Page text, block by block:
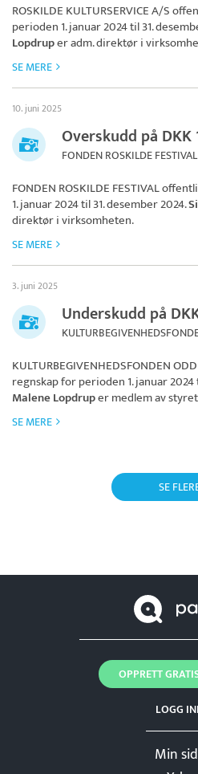
ROSKILDE KULTURSERVICE A/S
perioden 1. januar 2024 til 31.
Lopdruper adm. direktør i
SE MERE
10. juni 2025
Overskudd på DKK
FONDEN ROSKILDE FESTIVAL
FONDEN ROSKILDE FESTIVAL
1. januar 2024 til 31. desember 2024.
direktør i virksomheten.
SE MERE
3. juni 2025
Underskudd på
KULTURBEGIVENHEDSFONDEN
regnskap for perioden 1. januar 2024
Malene Lopdruper medlem av
SE MERE
SE
Min
LOGG
OPPRETT